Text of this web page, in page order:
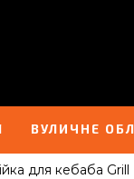
ВУЛИЧНЕ
для кебаба Grill